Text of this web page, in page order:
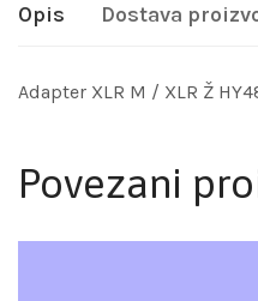
Opis Dostava
Adapter XLR M / XLR Ž
Povezani